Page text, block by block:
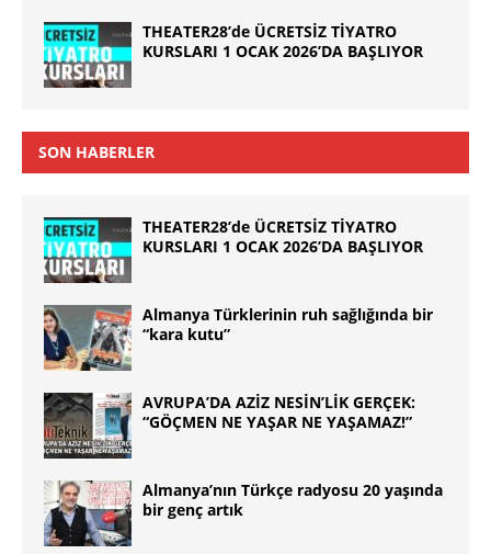
THEATER28’de ÜCRETSİZ TİYATRO
KURSLARI 1 OCAK 2026’DA BAŞLIYOR
SON HABERLER
THEATER28’de ÜCRETSİZ TİYATRO
KURSLARI 1 OCAK 2026’DA BAŞLIYOR
Almanya Türklerinin ruh sağlığında bir
“kara kutu”
AVRUPA’DA AZİZ NESİN’LİK GERÇEK:
“GÖÇMEN NE YAŞAR NE YAŞAMAZ!”
Almanya’nın Türkçe radyosu 20 yaşında
bir genç artık